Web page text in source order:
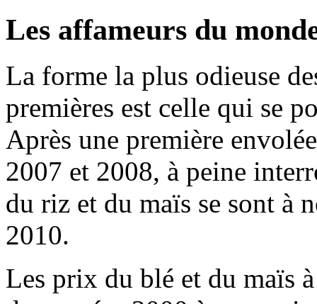
Les affameurs du
La forme la plus odieuse
premières est celle qui se
Après une première
2007 et 2008, à peine
du riz et du maïs se sont à
2010.
Les prix du blé et du maïs